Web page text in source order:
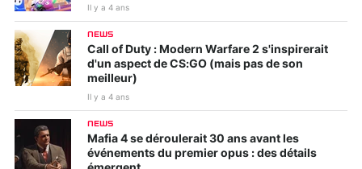
Il y a 4 ans
NEWS
Call of Duty : Modern Warfare 2 s'inspirerait
d'un aspect de CS:GO (mais pas de son
meilleur)
Il y a 4 ans
NEWS
Mafia 4 se déroulerait 30 ans avant les
événements du premier opus : des détails